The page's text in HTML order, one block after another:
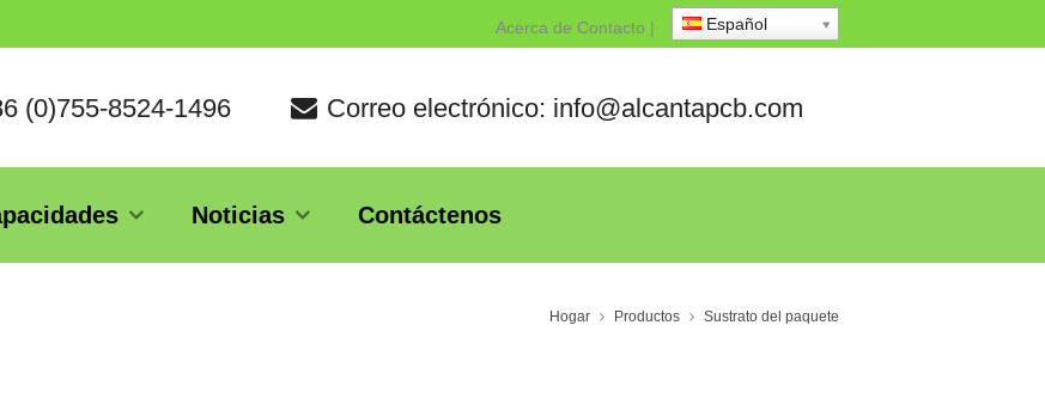
Acerca de Contacto | Español
(0)755-8524-1496 Correo electrónico: info@alcantapcb.com
Noticias Contáctenos
Hogar Productos Sustrato del paquete